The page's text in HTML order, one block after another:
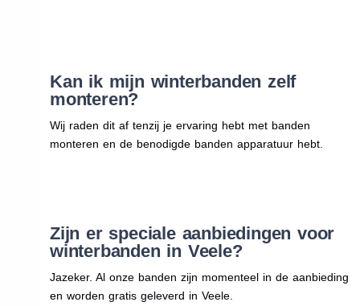
Kan ik mijn winterbanden zelf
monteren?
Wij raden dit af tenzij je ervaring hebt met banden
monteren en de benodigde banden apparatuur hebt.
Zijn er speciale aanbiedingen voor
winterbanden in Veele?
Jazeker. Al onze banden zijn momenteel in de aanbieding
en worden gratis geleverd in Veele.